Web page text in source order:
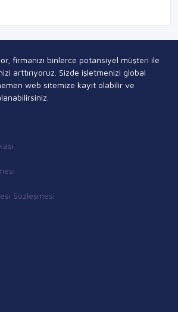
firmanızı binlerce potansiyel müşteri ile
arttırıyoruz. Sizde işletmenizi global
web sitemize kayıt olabilir ve
Sözleşmesi